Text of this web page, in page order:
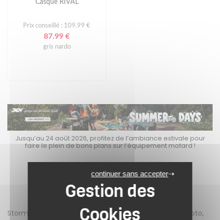
Casque RIVAL
Prix conseillé : 109.99 €
87.99 €
gris nardo
Jusqu’au 24 août 2026, profitez de l’ambiance estivale pour
faire le plein de bons plans sur l’équipement motard !
Stormer est une marque française d'équipements moto,
continuer sans accepter